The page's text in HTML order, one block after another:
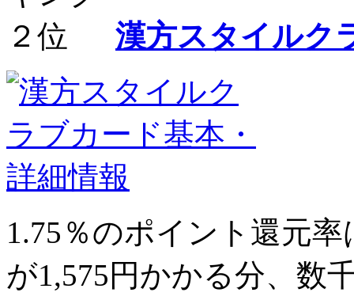
漢方スタイルク
1.75％のポイント還元
が1,575円かかる分、数